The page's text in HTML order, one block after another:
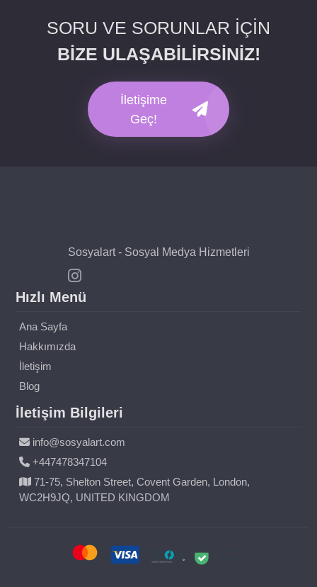
SORU VE SORUNLAR İÇİN
BİZE ULAŞABİLİRSİNİZ!
İletişime
Geç!
Sosyalart - Sosyal Medya Hizmetleri
Hızlı Menü
Ana Sayfa
Hakkımızda
İletişim
Blog
İletişim Bilgileri
info@sosyalart.com
+447478347104
71-75, Shelton Street, Covent Garden, London,
WC2H9JQ, UNITED KINGDOM